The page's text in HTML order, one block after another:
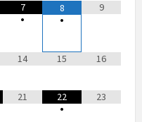
7
•
8
•
9
14 15 16
21
22
•
23